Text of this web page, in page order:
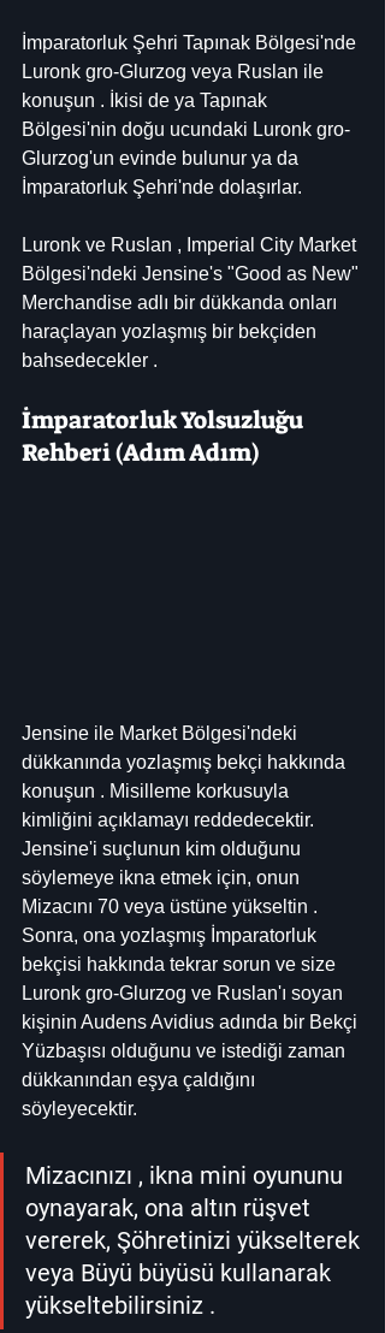
İmparatorluk Şehri Tapınak Bölgesi'nde
Luronk gro-Glurzog veya Ruslan ile
konuşun . İkisi de ya Tapınak
Bölgesi'nin doğu ucundaki Luronk gro-
Glurzog'un evinde bulunur ya da
İmparatorluk Şehri'nde dolaşırlar.
Luronk ve Ruslan , Imperial City Market
Bölgesi'ndeki Jensine's "Good as New"
Merchandise adlı bir dükkanda onları
haraçlayan yozlaşmış bir bekçiden
bahsedecekler .
İmparatorluk Yolsuzluğu
Rehberi (Adım Adım)
Jensine ile Market Bölgesi'ndeki
dükkanında yozlaşmış bekçi hakkında
konuşun . Misilleme korkusuyla
kimliğini açıklamayı reddedecektir.
Jensine'i suçlunun kim olduğunu
söylemeye ikna etmek için, onun
Mizacını 70 veya üstüne yükseltin .
Sonra, ona yozlaşmış İmparatorluk
bekçisi hakkında tekrar sorun ve size
Luronk gro-Glurzog ve Ruslan'ı soyan
kişinin Audens Avidius adında bir Bekçi
Yüzbaşısı olduğunu ve istediği zaman
dükkanından eşya çaldığını
söyleyecektir.
Mizacınızı , ikna mini oyununu
oynayarak, ona altın rüşvet
vererek, Şöhretinizi yükselterek
veya Büyü büyüsü kullanarak
yükseltebilirsiniz .